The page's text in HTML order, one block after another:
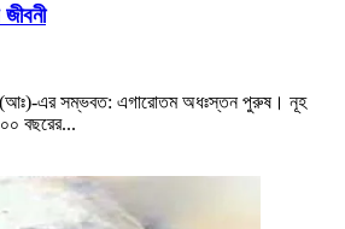
(আঃ)-এর সম্ভবত: এগারোতম অধঃস্তন পুরুষ। নূহ
বছরের...